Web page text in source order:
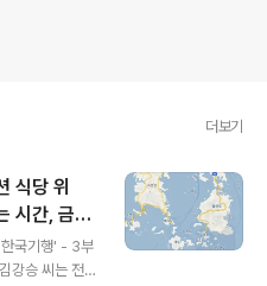
발언하는~ 不老巨
더보기
식당 위
시간, 금오
김강승 씨
가볼 만한
행' - 3부
강승 씨는 전